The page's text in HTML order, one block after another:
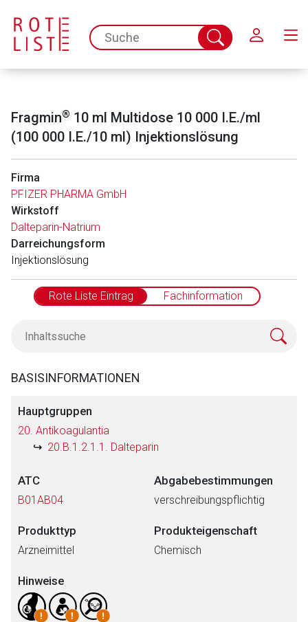
spc.search.input.placeholder
Suche
abschicken
Fragmin® 10 ml Multidose 10 000 I.E./ml
(100 000 I.E./10 ml) Injektionslösung
Firma
PFIZER PHARMA GmbH
Wirkstoff
Dalteparin-Natrium
Darreichungsform
In­jektionslösung
Rote Liste Eintrag Fachinformation
BASISINFORMATIONEN
Hauptgruppen
20. Antikoagulantia
20.B.1.2.1.1. Dalteparin
ATC
B01AB04
Abgabebestimmungen
verschreibungspflichtig
Produkttyp
Arzneimittel
Produkteigenschaft
Chemisch
Hinweise